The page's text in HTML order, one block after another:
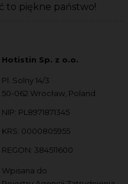
to piękne państwo!
Hotistin Sp. z o.o.
Pl. Solny 14/3
50-062 Wrocław, Poland
NIP: PL8971871345
KRS: 0000805955
REGON: 384511600
Wpisana do